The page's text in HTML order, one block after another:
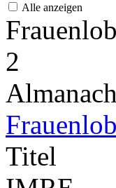
Alle anzeigen
2
Almanach
Titel